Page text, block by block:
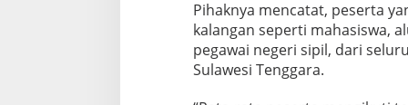
Pihaknya mencatat, peserta
kalangan seperti mahasiswa,
pegawai negeri sipil, dari
Sulawesi Tenggara.